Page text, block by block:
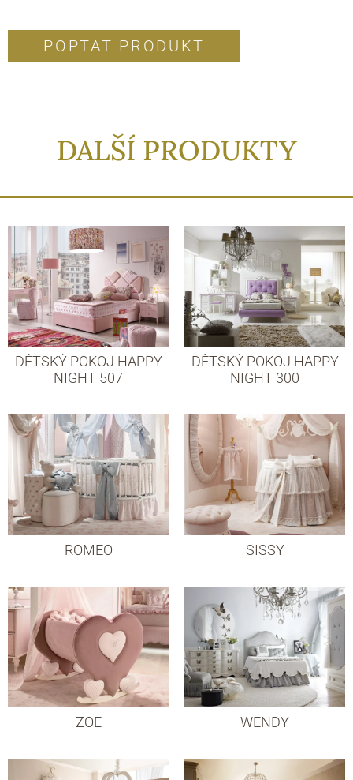
POPTAT PRODUKT
DALŠÍ PRODUKTY
DĚTSKÝ POKOJ HAPPY
NIGHT 507
DĚTSKÝ POKOJ HAPPY
NIGHT 300
ROMEO SISSY
ZOE WENDY